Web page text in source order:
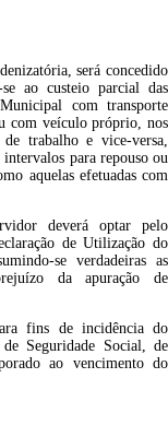
será concedido
ao custeio parcial das
com transporte
com veículo próprio, nos
de trabalho e vice-versa,
intervalos para repouso ou
aquelas efetuadas com
deverá optar pelo
de Utilização do
se verdadeiras as
da apuração de
fins de incidência do
Seguridade Social, de
ao vencimento do